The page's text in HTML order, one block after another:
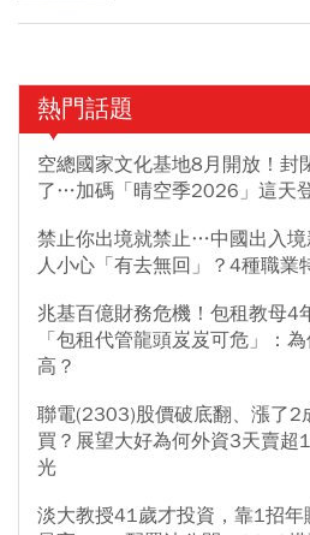
熱門話題
空總國家文化基地8月開放！封
了…加碼「晴空季2026」這天
禁止你出境就禁止…中國出入
人小心「有去無回」？4種職業
兆基百億財務危機！包租教母4
「包租代管龍頭岌岌可危」：
高？
聯電(2303)股價破底翻、漲了2
買？展望大好為何外資3天賣超
光
淡大教授41歲才投資，靠1招